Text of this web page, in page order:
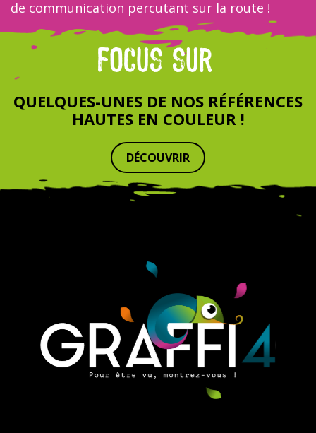
de communication percutant sur la route !
FOCUS SUR
QUELQUES-UNES DE NOS RÉFÉRENCES
HAUTES EN COULEUR !
DÉCOUVRIR